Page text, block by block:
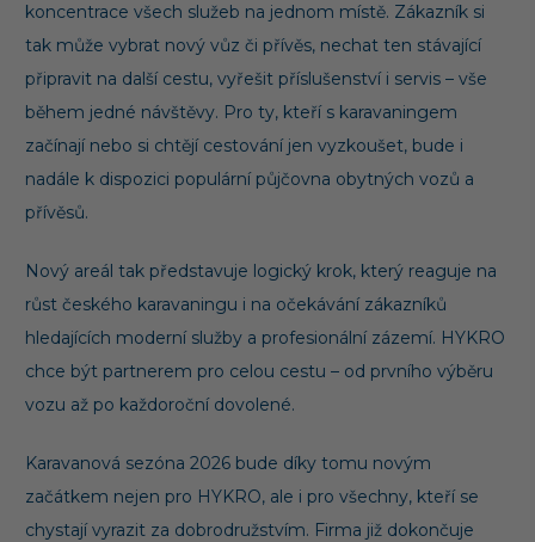
koncentrace všech služeb na jednom místě. Zákazník si
tak může vybrat nový vůz či přívěs, nechat ten stávající
připravit na další cestu, vyřešit příslušenství i servis – vše
během jedné návštěvy. Pro ty, kteří s karavaningem
začínají nebo si chtějí cestování jen vyzkoušet, bude i
nadále k dispozici populární půjčovna obytných vozů a
přívěsů.
Nový areál tak představuje logický krok, který reaguje na
růst českého karavaningu i na očekávání zákazníků
hledajících moderní služby a profesionální zázemí. HYKRO
chce být partnerem pro celou cestu – od prvního výběru
vozu až po každoroční dovolené.
Karavanová sezóna 2026 bude díky tomu novým
začátkem nejen pro HYKRO, ale i pro všechny, kteří se
chystají vyrazit za dobrodružstvím. Firma již dokončuje